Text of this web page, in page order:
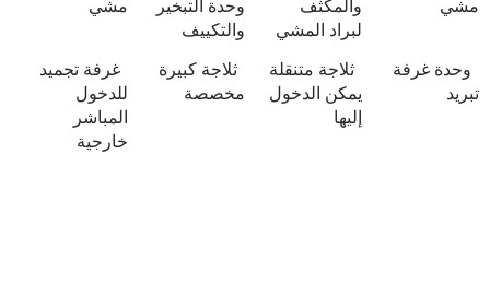
والمكثف
لبراد المشي
وحدة التبخير
والتكييف
مشي
ثلاجة متنقلة
يمكن الدخول
ثلاجة كبيرة
مخصصة
غرفة تجميد
للدخول